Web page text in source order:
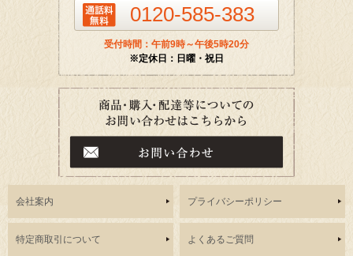
0120-585-383
受付時間：午前9時～午後5時20分
※定休日：日曜・祝日
会社案内 プライバシーポリシー
特定商取引について よくあるご質問